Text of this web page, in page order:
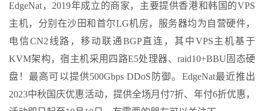
EdgeNat，2019年成立的商家，主要提供香港和韩国的VPS
主机，分别在沙田和首尔LG机房，服务器均为自营硬件，
电信CN2线路，移动联通BGP直连，其中VPS主机基于
KVM架构，宿主机采用四路E5处理器、raid10+BBU固态硬
盘！最高可以提供500Gbps DDoS防御。EdgeNat最近推出
2023中秋国庆优惠活动，提供全场月付7折、年付6折优惠，